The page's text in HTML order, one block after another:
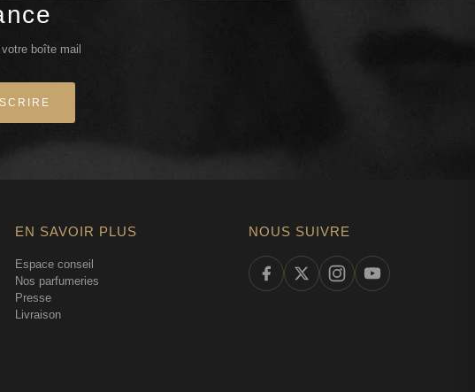
boîte mail
EN SAVOIR PLUS
Espace conseil
Nos parfumeries
Presse
Livraison
NOUS SUIVRE